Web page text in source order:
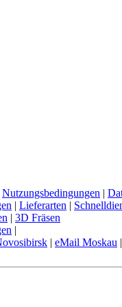
Nutzungsbedingungen |
| Lieferarten |
| 3D Fräsen
|
| eMail Moskau |